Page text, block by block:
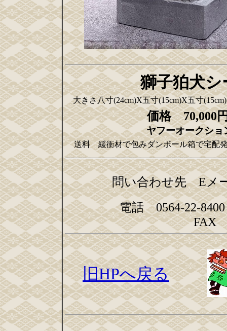
獅子狛犬
大きさ八寸(24cm)X五寸(15cm)X五寸
価格 70,000
ヤフーオークショ
送料 緩衝材で包みダンボール箱で宅配
問い合わせ先 E
電話 0564-22-
FAX
旧HPへ戻る